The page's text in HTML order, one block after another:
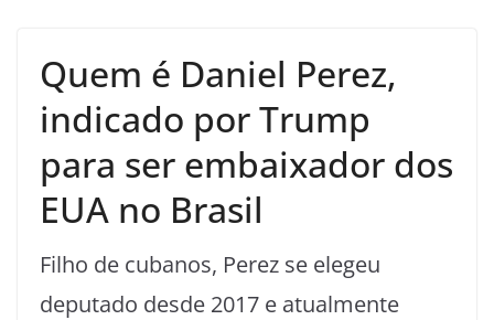
Quem é Daniel Perez,
indicado por Trump
para ser embaixador dos
EUA no Brasil
Filho de cubanos, Perez se elegeu
deputado desde 2017 e atualmente